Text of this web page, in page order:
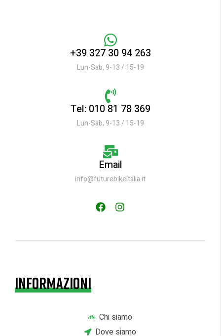
+39 327 30 94 263
Lun-Sab, 9-13 / 15-19
Tel: 010 81 78 369
Lun-Sab, 9-13 / 15-19
Email
info@futurebikeitalia.it
INFORMAZIONI
Chi siamo
Dove siamo